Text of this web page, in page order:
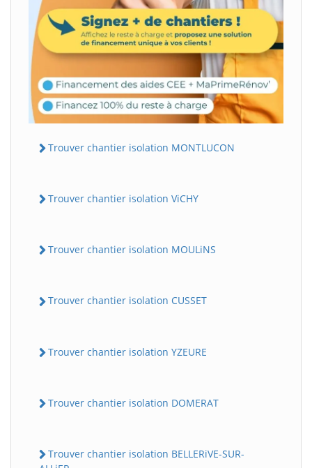
Trouver chantier isolation MONTLUCON
Trouver chantier isolation ViCHY
Trouver chantier isolation MOULiNS
Trouver chantier isolation CUSSET
Trouver chantier isolation YZEURE
Trouver chantier isolation DOMERAT
Trouver chantier isolation BELLERiVE-SUR-